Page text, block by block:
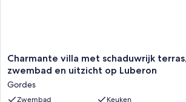
Charmante
villa
schaduwrijk
Charmante villa met schaduwrijk terras,
zwembad en uitzicht op Luberon
Gordes
Zwembad Keuken